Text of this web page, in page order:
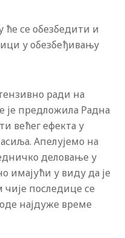
се обезбедити и
у обезбеђивању
ради на
је предложила Радна
већег ефекта у
Апелујемо на
деловање у
имајући у виду да је
последице се
најдуже време